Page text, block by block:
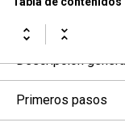
Cuidado de la
Descripción
Primeros pasos